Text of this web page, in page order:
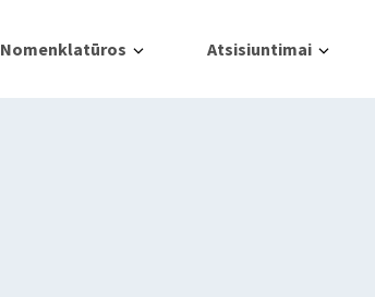
Nomenklatūros Atsisiuntimai